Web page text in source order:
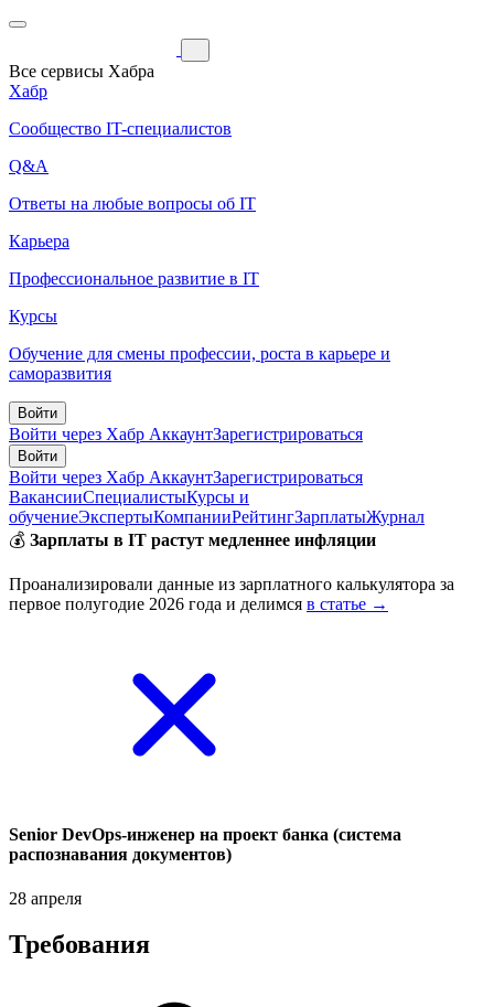
Все сервисы Хабра
Хабр
Сообщество IT-специалистов
Q&A
Ответы на любые вопросы об IT
Карьера
Профессиональное развитие в IT
Курсы
Обучение для смены профессии, роста в карьере и
саморазвития
Войти
Войти через Хабр АккаунтЗарегистрироваться
Войти
Войти через Хабр АккаунтЗарегистрироваться
ВакансииСпециалистыКурсы и
обучениеЭкспертыКомпанииРейтингЗарплатыЖурнал
💰 Зарплаты в IT растут медленнее инфляции
Проанализировали данные из зарплатного калькулятора за
первое полугодие 2026 года и делимся в статье →
Senior DevOps-инженер на проект банка (система
распознавания документов)
28 апреля
Требования